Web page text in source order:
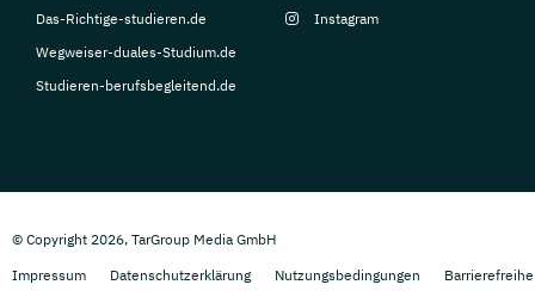
Das-Richtige-studieren.de
Wegweiser-duales-Studium.de
Studieren-berufsbegleitend.de
Instagram
© Copyright 2026, TarGroup Media GmbH
Impressum
Datenschutzerklärung Nutzungsbedingungen